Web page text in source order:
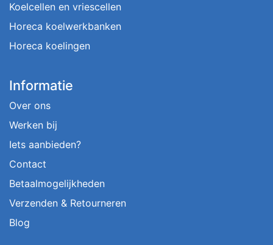
Koelcellen en vriescellen
Horeca koelwerkbanken
Horeca koelingen
Informatie
Over ons
Werken bij
Iets aanbieden?
Contact
Betaalmogelijkheden
Verzenden & Retourneren
Blog